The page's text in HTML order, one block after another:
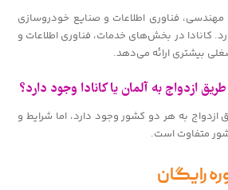
فناوری اطلاعات و صنایع خودروسازی
کانادا در بخش‌های خدمات، فناوری اطلاعات و
بیشتری ارائه می‌دهد.
ازدواج به آلمان یا کانادا وجود دارد؟
ازدواج به هر دو کشور وجود دارد، اما شرایط و
متفاوت است.
رایگان